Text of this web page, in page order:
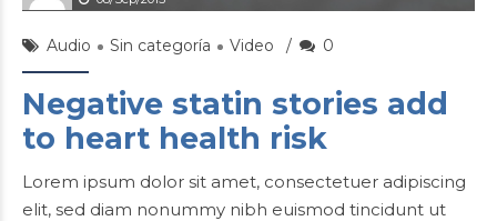
Audio Sin categoría Video 0
Negative statin stories add
to heart health risk
Lorem ipsum dolor sit amet, consectetuer adipiscing
elit, sed diam nonummy nibh euismod tincidunt ut